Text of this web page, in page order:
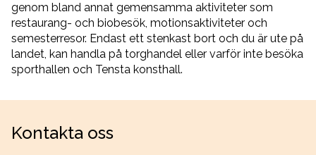
genom bland annat gemensamma aktiviteter som
restaurang- och biobesök, motionsaktiviteter och
semesterresor. Endast ett stenkast bort och du är ute på
landet, kan handla på torghandel eller varför inte besöka
sporthallen och Tensta konsthall.
Kontakta oss